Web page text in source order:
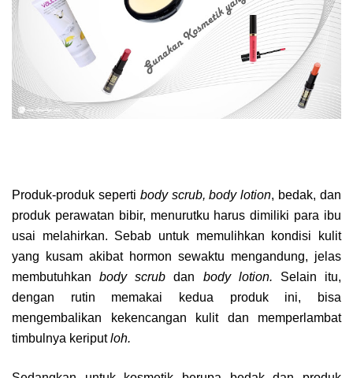
Produk-produk seperti body scrub, body lotion, bedak, dan
produk perawatan bibir, menurutku harus dimiliki para ibu
usai melahirkan. Sebab untuk memulihkan kondisi kulit
yang kusam akibat hormon sewaktu mengandung, jelas
membutuhkanbody scrubdan body lotion. Selain itu,
dengan rutin memakai kedua produk ini, bisa
mengembalikan kekencangan kulit dan memperlambat
timbulnya keriputloh.